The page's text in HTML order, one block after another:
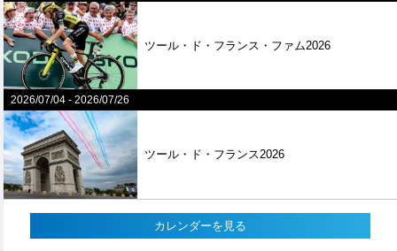
ツール・ド・フランス・ファム2026
2026/07/04 -2026/07/26
ツール・ド・フランス2026
カレンダーを見る